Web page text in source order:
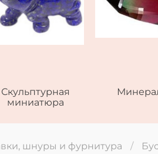
Скульптурная
миниатюра
шнуры и фурнитура